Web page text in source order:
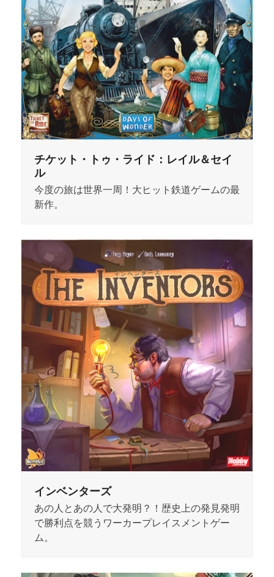
チケット・トゥ・ライド：レイル＆セイ
ル
今度の旅は世界一周！大ヒット鉄道ゲームの最
新作。
インベンターズ
あの人とあの人で大発明？！歴史上の発見発明
で勝利点を競うワーカープレイスメントゲー
ム。